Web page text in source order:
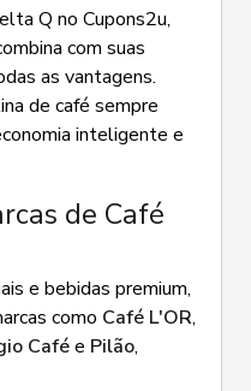
Q no Cupons2u,
com suas
as vantagens.
de café sempre
inteligente e
de Café
e bebidas premium,
como Café L'OR,
Cafée Pilão,